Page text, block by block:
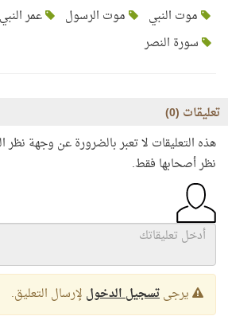
موت النبي موت الرسول عمر النبي
سورة النصر
تعليقات (0
)
هذه التعليقات لا تعبر بالضرورة عن وجهة نظر
نظر أصحابها فقط.
يرجىتسجيل الدخول لإرسال التعليق.